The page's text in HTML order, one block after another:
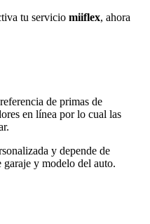
tu servicio miiflex, ahora
de primas de
en línea por lo cual las
y depende de
garaje y modelo del auto.